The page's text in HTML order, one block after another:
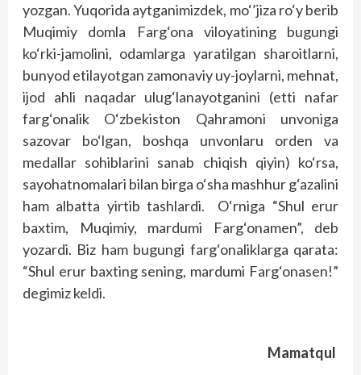
yozgan. Yuqorida aytganimizdek, mo‘’jiza ro‘y berib
Muqimiy domla Farg‘ona viloyatining bugungi
ko‘rki-jamolini, odamlarga yaratilgan sharoitlarni,
bunyod etilayotgan zamonaviy uy-joylarni, mehnat,
ijod ahli naqadar ulug‘lanayotganini (etti nafar
farg‘onalik O‘zbekiston Qahramoni unvoniga
sazovar bo‘lgan, boshqa unvonlaru orden va
medallar sohiblarini sanab chiqish qiyin) ko‘rsa,
sayohatnomalari bilan birga o‘sha mashhur g‘azalini
ham albatta yirtib tashlardi. O‘rniga “Shul erur
baxtim, Muqimiy, mardumi Farg‘onamen”, deb
yozardi. Biz ham bugungi farg‘onaliklarga qarata:
“Shul erur baxting sening, mardumi Farg‘onasen!”
degimiz keldi.
Mamatqul